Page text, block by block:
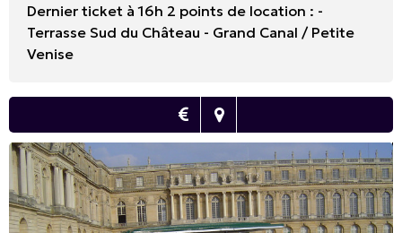
Dernier ticket à 16h 2 points de location : -
Terrasse Sud du Château - Grand Canal / Petite
Venise